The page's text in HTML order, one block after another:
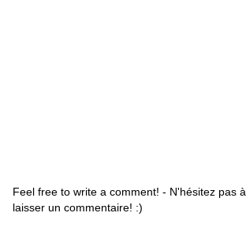
Feel free to write a comment! - N'hésitez pas à
laisser un commentaire! :)